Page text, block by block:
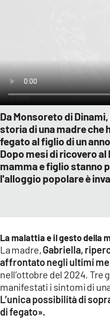
Da Monsoreto di
storia di una madre che
fegato al figlio di un
Dopo mesi di ricovero al
mamma e figlio stanno
l'alloggio popolare è
La malattia e il gesto della
La madre,Gabriella,
affrontato negli ultimi
nell’ottobre del 2024. Tre
manifestati i sintomi di
L’unica possibilità di
di fegato».